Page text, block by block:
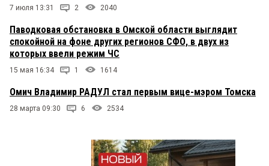
ДОЛЖНА БЫТЬ ПРИРАВНЕНА К
k 30 августа 2019 в 14:54:
Еще и ходатайство в приговоре написать... дать
медаль за заслуги перед
Омич 30 августа 2019 в 12:19:
То есть Калинин и Мацелевич — ОПГ, а генерал с
подчиненным — нет!
7 июля 13:31 2 2040
Паводковая обстановка в Омской области выглядит
спокойной на фоне других регионов СФО, в двух из
которых ввели режим ЧС
15 мая 16:34 1 1614
Омич Владимир РАДУЛ стал первым вице-мэром Томска
28 марта 09:30 6 2534